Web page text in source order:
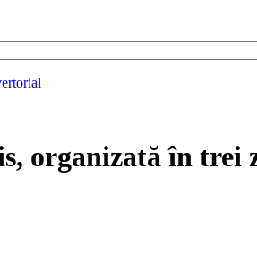
organizată în trei